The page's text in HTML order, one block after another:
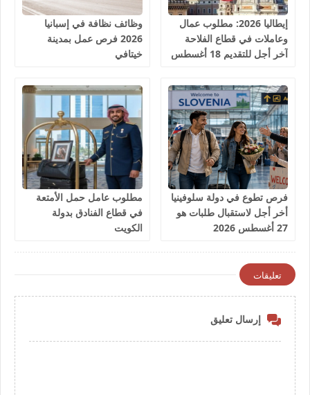
إيطاليا 2026: مطلوب عمال
وعاملات في قطاع الفلاحة
آخر أجل للتقديم 18 أغسطس
وظائف نظافة في إسبانيا
2026 فرص عمل بمدينة
خيتافي
فرص تطوع في دولة سلوفينيا
أخر أجل لاستقبال طلبات هو
27 أغسطس 2026
مطلوب عامل حمل الأمتعة
في قطاع الفنادق بدولة
الكويت
تعليقات
إرسال تعليق